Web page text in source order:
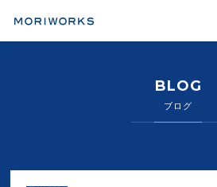
MORIWORKS
BLOG
ブログ